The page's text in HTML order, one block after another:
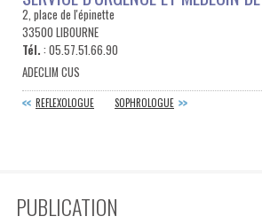
2, place de l'épinette
33500 LIBOURNE
Tél. : 05.57.51.66.90
ADECLIM CUS
REFLEXOLOGUE SOPHROLOGUE
PUBLICATION